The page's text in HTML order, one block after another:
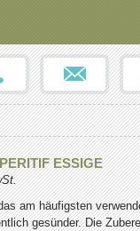
ESSIGE
am häufigsten
gesünder. Die